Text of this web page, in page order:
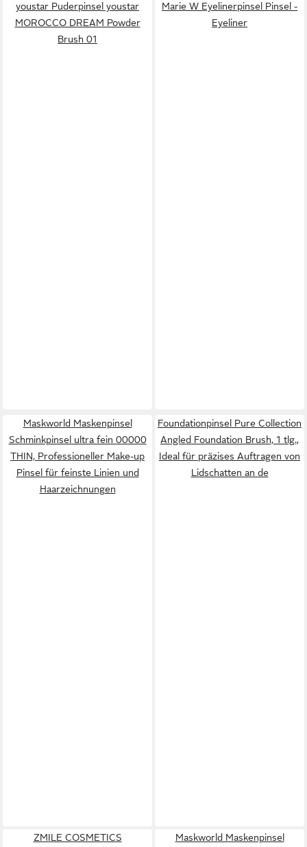
youstar Puderpinsel youstar
MOROCCO DREAM Powder
Brush 01
Marie W Eyelinerpinsel Pinsel -
Eyeliner
Maskworld Maskenpinsel
Schminkpinsel ultra fein 00000
THIN, Professioneller Make-up
Pinsel für feinste Linien und
Haarzeichnungen
Foundationpinsel Pure Collection
Angled Foundation Brush, 1 tlg.,
Ideal für präzises Auftragen von
Lidschatten an de
ZMILE COSMETICS Maskworld Maskenpinsel